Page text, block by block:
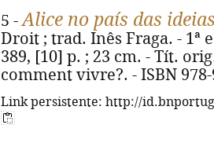
5 -Alice no país das
Droit ; trad. Inês Fraga. - 1ª
389, [10] p. ; 23 cm. - Tít.
comment vivre?. - ISBN 978-
Link persistente: http://